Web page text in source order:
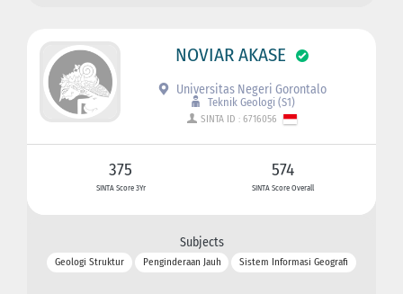
NOVIAR AKASE
Universitas Negeri Gorontalo
Teknik Geologi (S1)
SINTA ID : 6716056
375
SINTA Score 3Yr
574
SINTA Score Overall
Subjects
Geologi Struktur Penginderaan Jauh Sistem Informasi Geografi